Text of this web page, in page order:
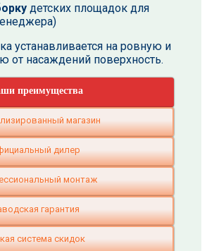
детских площадок для
устанавливается на ровную и
от насаждений поверхность.
преимущества
магазин
дилер
монтаж
гарантия
система скидок